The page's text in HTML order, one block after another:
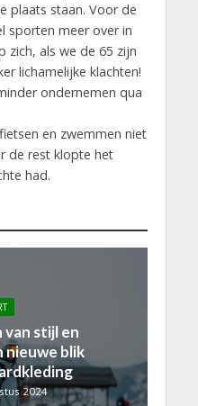
plaats staan. Voor de
sporten meer over in
zich, als we de 65 zijn
lichamelijke klachten!
ondernemen qua
en zwemmen niet
de rest klopte het
had.
stijl en
blik
2024